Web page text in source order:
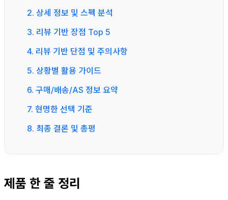
2. 상세 정보 및 스펙 분석
3. 리뷰 기반 장점 Top 5
4. 리뷰 기반 단점 및 주의사항
5. 상황별 활용 가이드
6. 구매/배송/AS 정보 요약
7. 현명한 선택 기준
8. 최종 결론 및 총평
제품 한 줄 정리